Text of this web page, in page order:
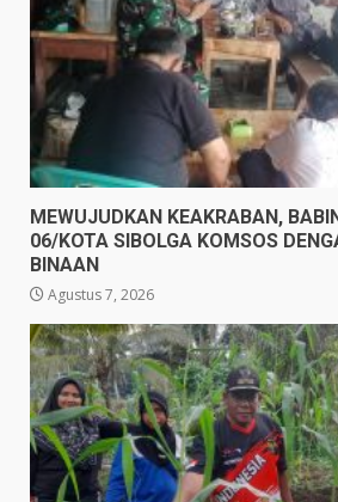
MEWUJUDKAN KEAKRABAN,
06/KOTA SIBOLGA KOMSOS
BINAAN
Agustus 7, 2026